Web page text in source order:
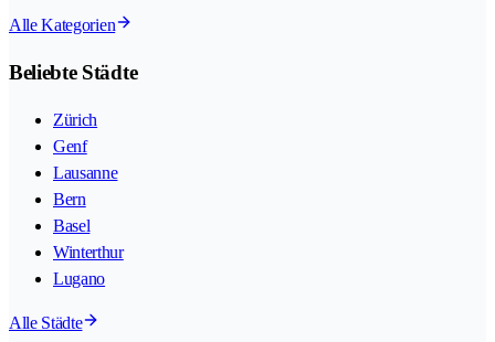
Alle Kategorien
Beliebte Städte
Zürich
Genf
Lausanne
Bern
Basel
Winterthur
Lugano
Alle Städte